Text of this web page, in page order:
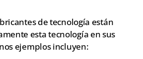
de tecnología están
esta tecnología en sus
ejemplos incluyen: